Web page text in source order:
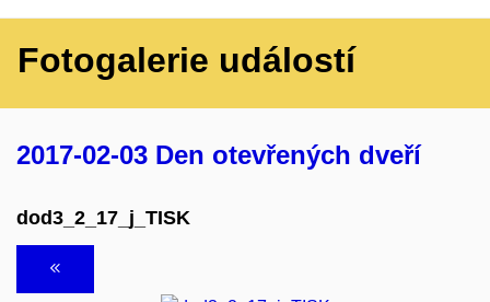
Fotogalerie událostí
2017-02-03 Den otevřených dveří
dod3_2_17_j_TISK